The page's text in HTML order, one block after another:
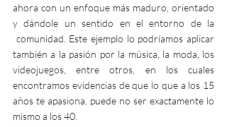
ahora con un enfoque más maduro, orientado
y dándole un sentido en el entorno de la
comunidad. Este ejemplo lo podríamos aplicar
también a la pasión por la música, la moda, los
videojuegos, entre otros, en los cuales
encontramos evidencias de que lo que a los 15
años te apasiona, puede no ser exactamente lo
mismo a los 40.